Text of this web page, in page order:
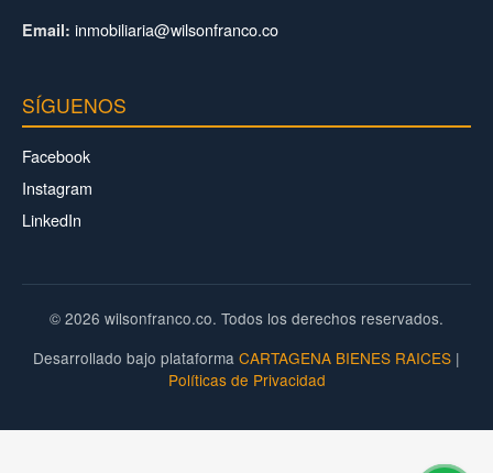
Email: inmobiliaria@wilsonfranco.co
SÍGUENOS
Facebook
Instagram
LinkedIn
© 2026 wilsonfranco.co. Todos los derechos reservados.
Desarrollado bajo plataforma CARTAGENA BIENES RAICES |
Políticas de Privacidad